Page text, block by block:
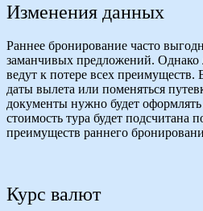
Изменения данных
Раннее бронирование часто
заманчивых предложений. Однако
ведут к потере всех
даты вылета или поменяться
документы нужно будет
стоимость тура будет подсчитана
преимуществ раннего
Курс валют